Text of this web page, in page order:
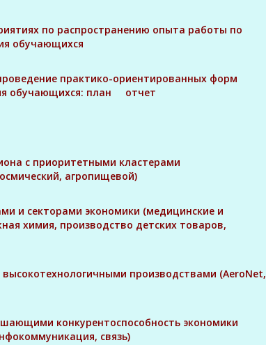
по распространению опыта работы по
обучающихся
практико-ориентированных форм
обучающихся: план отчет
с приоритетными кластерами
агропищевой)
и секторами экономики (медицинские и
химия, производство детских товаров,
производствами (AeroNet,
конкурентоспособность экономики
связь)